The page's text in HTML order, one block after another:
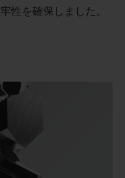
性を確保しました。